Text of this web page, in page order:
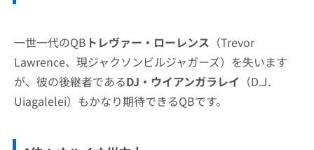
一世一代のQB トレヴァー・ローレンス （Trevor
Lawrence、現ジャクソンビルジャガーズ）を失います
が、彼の後継者であるDJ・ウイアンガラレイ （D.J.
Uiagalelei）もかなり期待できるQBです。